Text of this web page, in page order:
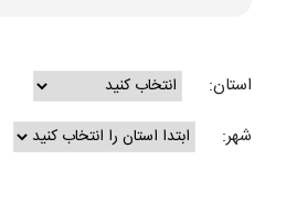
استان:
شهر: